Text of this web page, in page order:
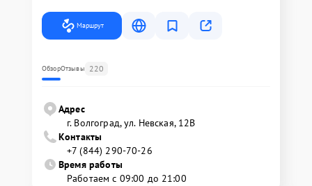
Маршрут
ОбзорОтзывы 220
Адрес
г. Волгоград, ул. Невская, 12В
Контакты
+7 (844) 290-70-26
Время работы
Работаем с 09:00 до 21:00